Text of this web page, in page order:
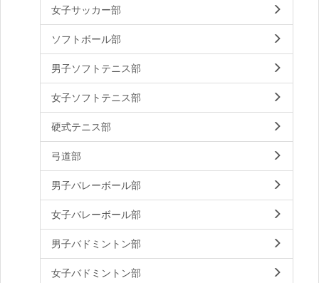
女子サッカー部
ソフトボール部
男子ソフトテニス部
女子ソフトテニス部
硬式テニス部
弓道部
男子バレーボール部
女子バレーボール部
男子バドミントン部
女子バドミントン部